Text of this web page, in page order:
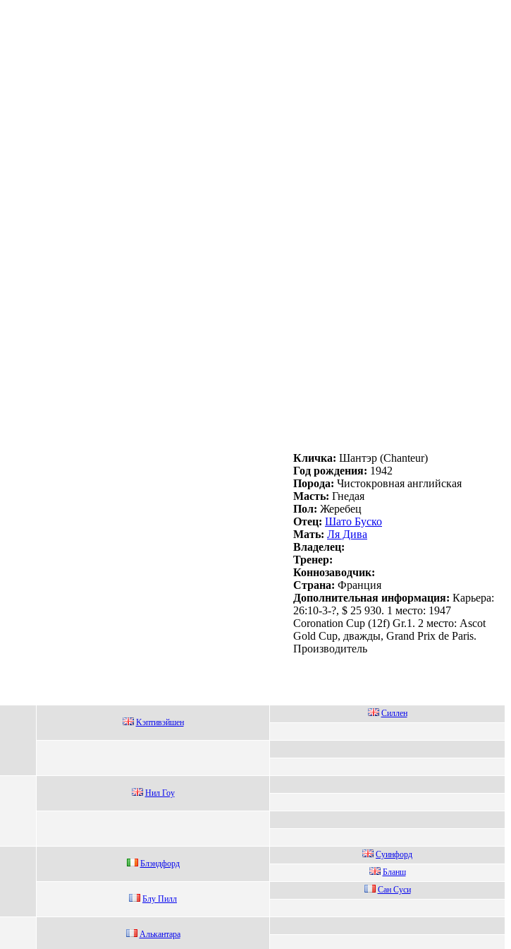
Кличка: Шантэp (Chanteur)
Год рождения: 1942
Порода: Чистокровная английская
Масть: Гнедая
Пол: Жеребец
Отец: Шато Буско
Мать: Ля Дива
Владелец:
Тренер:
Коннозаводчик:
Страна: Франция
Дополнительная информация: Карьера:
26:10-3-?, $ 25 930. 1 место: 1947
Coronation Cup (12f) Gr.1. 2 место: Ascot
Gold Cup, дважды, Grand Prix de Paris.
Производитель
Kэптивэйшен
Cиллен
Hил Гоу
Блэндфоpд
Суинфоpд
Бланш
Блу Пилл
Caн Cуcи
Алькaнтaрa